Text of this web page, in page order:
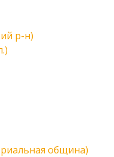
р-н)
община)